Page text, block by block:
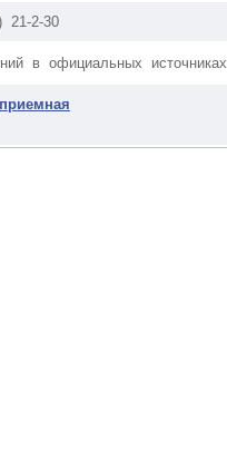
21-2-30
в официальных источниках